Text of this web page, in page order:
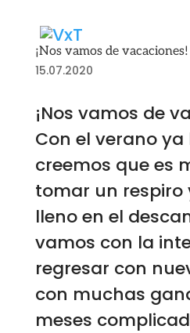
¡Nos vamos de vacaciones!
15.07.2020
¡Nos vamos de
Con el verano
creemos que es
tomar un respiro
lleno en el
vamos con la
regresar con
con muchas
meses